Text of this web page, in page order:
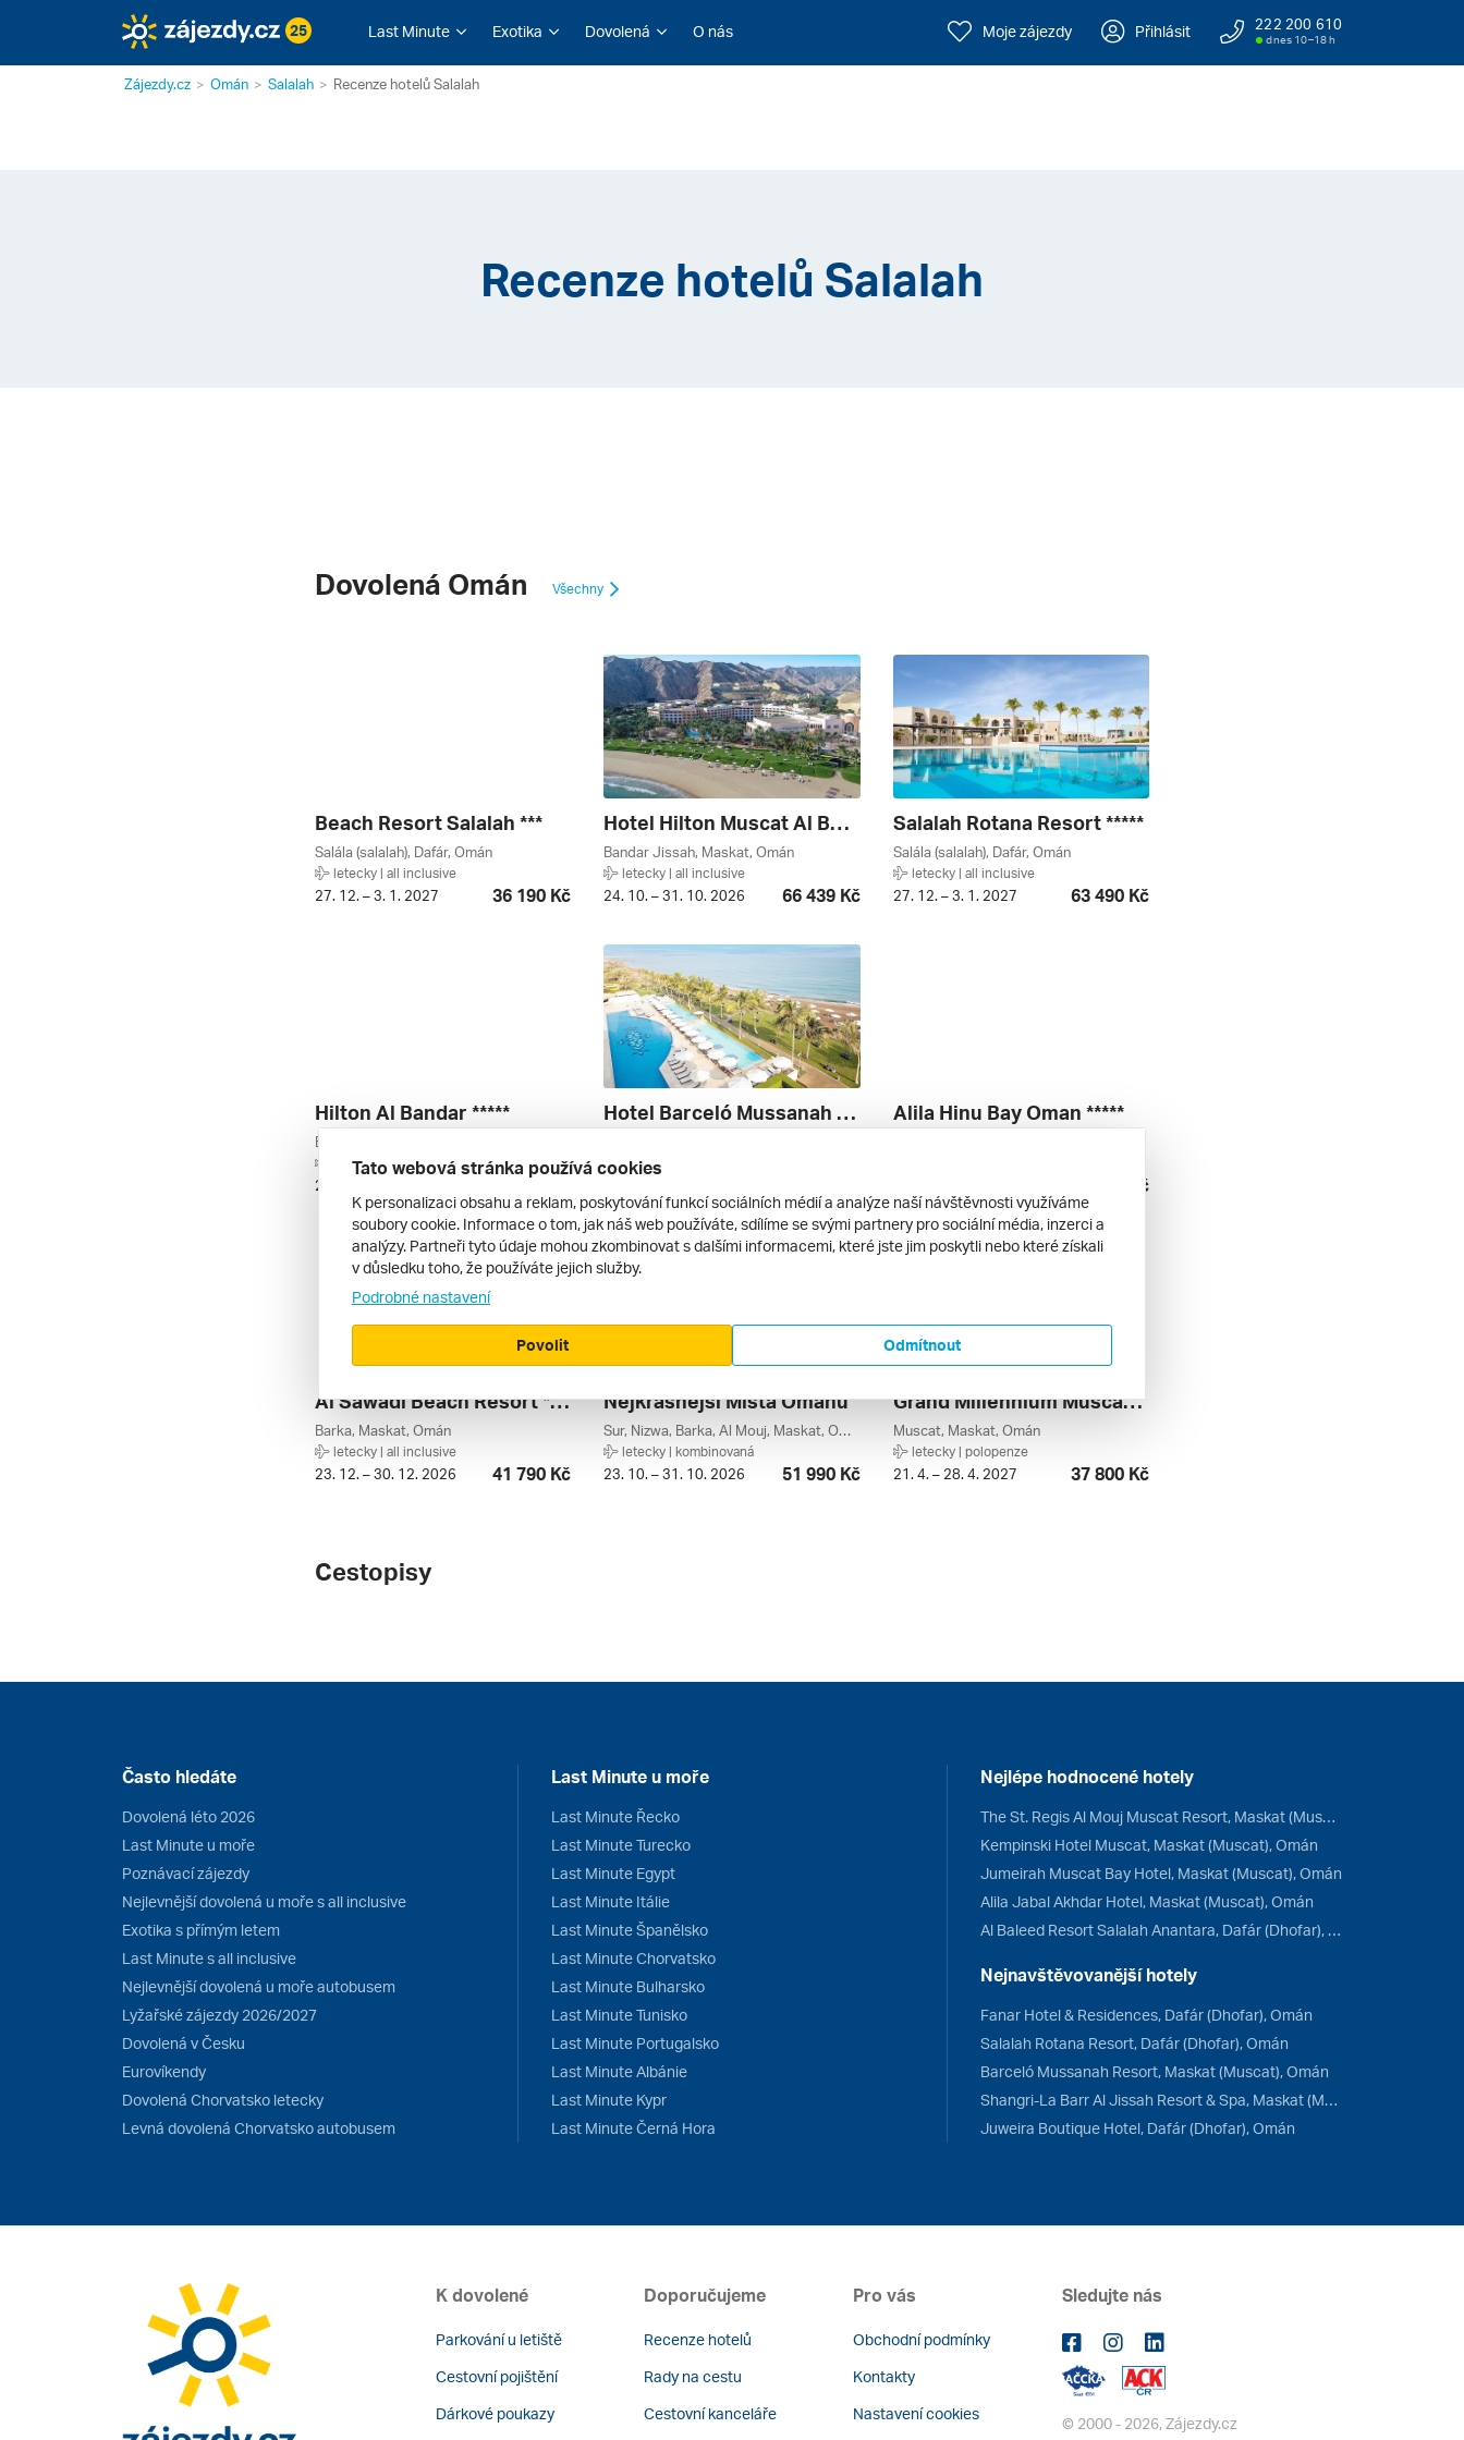
25 Last Minute Exotika Dovolená O nás Moje zájezdy Přihlásit 222 200 610
dnes 10–18 h
Zájezdy.cz Omán Salalah Recenze hotelů Salalah
Recenze hotelů Salalah
Dovolená Omán Všechny
Beach Resort Salalah ***
Salála (salalah), Dafár, Omán
letecky | all inclusive
27. 12. – 3. 1. 2027 36 190 Kč
Hotel Hilton Muscat Al Bandar
Bandar Jissah, Maskat, Omán
letecky | all inclusive
24. 10. – 31. 10. 2026 66 439 Kč
Salalah Rotana Resort *****
Salála (salalah), Dafár, Omán
letecky | all inclusive
27. 12. – 3. 1. 2027 63 490 Kč
Hilton Al Bandar *****
Bandar Jissah, Maskat, Omán
letecky | all inclusive
25. 11. – 2. 12. 2026 62 740 Kč
Hotel Barceló Mussanah Resort ****
letecky | all inclusive
Alila Hinu Bay Oman *****
55 380 Kč
Al Sawadi Beach Resort ****
Barka, Maskat, Omán
letecky | all inclusive
23. 12. – 30. 12. 2026 41 790 Kč
Nejkrásnější Místa Ománu
Sur, Nizwa, Barka, Al Mouj, Maskat, Omán
letecky | kombinovaná
23. 10. – 31. 10. 2026 51 990 Kč
Grand Millennium Muscat *****
Muscat, Maskat, Omán
letecky | polopenze
21. 4. – 28. 4. 2027 37 800 Kč
Cestopisy
Často hledáte
Dovolená léto 2026
Last Minute u moře
Poznávací zájezdy
Nejlevnější dovolená u moře s all inclusive
Exotika s přímým letem
Last Minute s all inclusive
Nejlevnější dovolená u moře autobusem
Lyžařské zájezdy 2026/2027
Dovolená v Česku
Eurovíkendy
Dovolená Chorvatsko letecky
Levná dovolená Chorvatsko autobusem
Last Minute u moře
Last Minute Řecko
Last Minute Turecko
Last Minute Egypt
Last Minute Itálie
Last Minute Španělsko
Last Minute Chorvatsko
Last Minute Bulharsko
Last Minute Tunisko
Last Minute Portugalsko
Last Minute Albánie
Last Minute Kypr
Last Minute Černá Hora
Nejlépe hodnocené hotely
The St. Regis Al Mouj Muscat Resort, Maskat (Muscat), Omán
Kempinski Hotel Muscat, Maskat (Muscat), Omán
Jumeirah Muscat Bay Hotel, Maskat (Muscat), Omán
Alila Jabal Akhdar Hotel, Maskat (Muscat), Omán
Al Baleed Resort Salalah Anantara, Dafár (Dhofar), Omán
Nejnavštěvovanější hotely
Fanar Hotel & Residences, Dafár (Dhofar), Omán
Salalah Rotana Resort, Dafár (Dhofar), Omán
Barceló Mussanah Resort, Maskat (Muscat), Omán
Shangri-La Barr Al Jissah Resort & Spa, Maskat (Muscat), Omán
Juweira Boutique Hotel, Dafár (Dhofar), Omán
K dovolené
Parkování u letiště
Cestovní pojištění
Dárkové poukazy
Doporučujeme
Recenze hotelů
Rady na cestu
Cestovní kanceláře
Pro vás
Obchodní podmínky
Kontakty
Nastavení cookies
Sledujte nás
© 2000 - 2026, Zájezdy.cz
Tato webová stránka používá cookies
K personalizaci obsahu a reklam, poskytování funkcí sociálních médií a analýze naší návštěvnosti využíváme
soubory cookie. Informace o tom, jak náš web používáte, sdílíme se svými partnery pro sociální média, inzerci a
analýzy. Partneři tyto údaje mohou zkombinovat s dalšími informacemi, které jste jim poskytli nebo které získali
v důsledku toho, že používáte jejich služby.
Podrobné nastavení
Odmítnout
Povolit